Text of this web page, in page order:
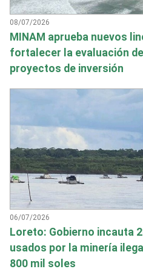
08/07/2026
MINAM aprueba nuevos
fortalecer la evaluación
proyectos de inversión
06/07/2026
Loreto: Gobierno incauta
usados por la minería
800 mil soles